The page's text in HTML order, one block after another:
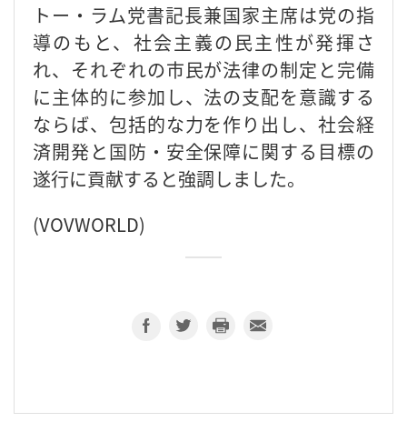
トー・ラム党書記長兼国家主席は党の指
導のもと、社会主義の民主性が発揮さ
れ、それぞれの市民が法律の制定と完備
に主体的に参加し、法の支配を意識する
ならば、包括的な力を作り出し、社会経
済開発と国防・安全保障に関する目標の
遂行に貢献すると強調しました。
(VOVWORLD)